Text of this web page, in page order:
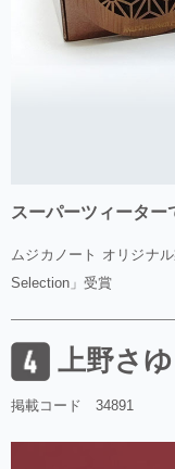
スーパーツィーター
ムジカノート オリジナ
Selection」受賞
上野さ
掲載コード 34891